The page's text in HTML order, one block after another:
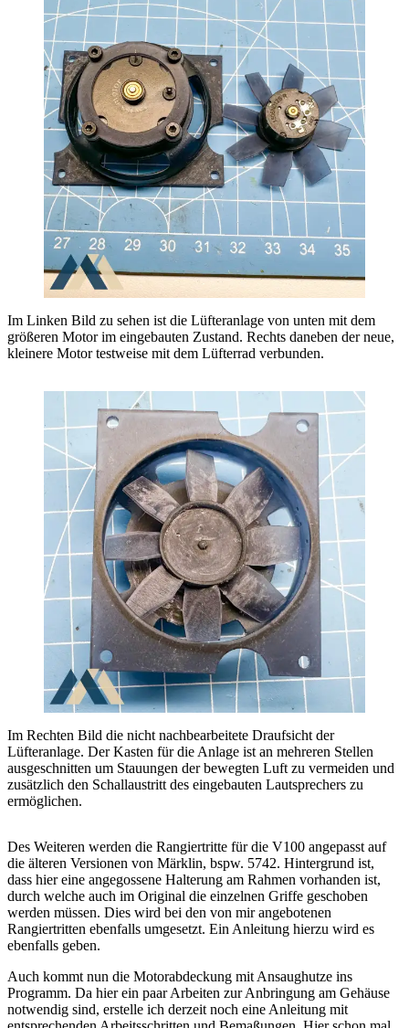
Im Linken Bild zu sehen ist die Lüfteranlage von unten mit dem
größeren Motor im eingebauten Zustand. Rechts daneben der neue,
kleinere Motor testweise mit dem Lüfterrad verbunden.
Im Rechten Bild die nicht nachbearbeitete Draufsicht der
Lüfteranlage. Der Kasten für die Anlage ist an mehreren Stellen
ausgeschnitten um Stauungen der bewegten Luft zu vermeiden und
zusätzlich den Schallaustritt des eingebauten Lautsprechers zu
ermöglichen.
Des Weiteren werden die Rangiertritte für die V100 angepasst auf
die älteren Versionen von Märklin, bspw. 5742. Hintergrund ist,
dass hier eine angegossene Halterung am Rahmen vorhanden ist,
durch welche auch im Original die einzelnen Griffe geschoben
werden müssen. Dies wird bei den von mir angebotenen
Rangiertritten ebenfalls umgesetzt. Ein Anleitung hierzu wird es
ebenfalls geben.
Auch kommt nun die Motorabdeckung mit Ansaughutze ins
Programm. Da hier ein paar Arbeiten zur Anbringung am Gehäuse
notwendig sind, erstelle ich derzeit noch eine Anleitung mit